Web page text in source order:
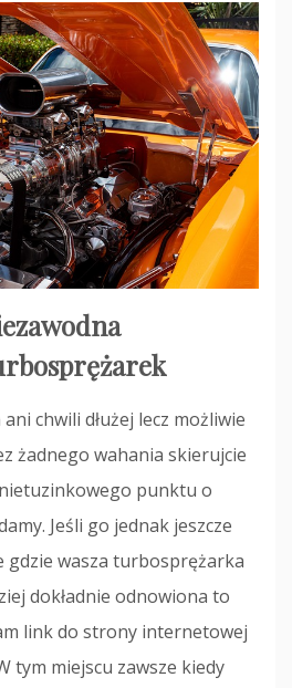
chwili dłużej lecz możliwie
żadnego wahania skierujcie
punktu o
Jeśli go jednak jeszcze
gdzie wasza turbosprężarka
dokładnie odnowiona to
link do strony internetowej
tym miejscu zawsze kiedy